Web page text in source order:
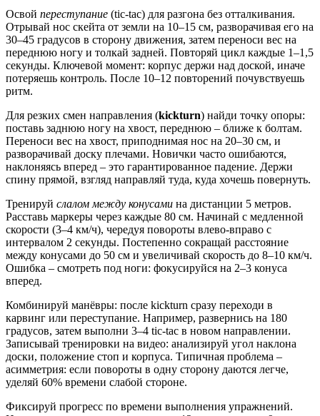
Освой переступание (tic-tac) для разгона без отталкивания.
Отрывай нос скейта от земли на 10–15 см, разворачивая его на
30–45 градусов в сторону движения, затем переноси вес на
переднюю ногу и толкай задней. Повторяй цикл каждые 1–1,5
секунды. Ключевой момент: корпус держи над доской, иначе
потеряешь контроль. После 10–12 повторений почувствуешь
ритм.
Для резких смен направления (kickturn) найди точку опоры:
поставь заднюю ногу на хвост, переднюю – ближе к болтам.
Переноси вес на хвост, приподнимая нос на 20–30 см, и
разворачивай доску плечами. Новички часто ошибаются,
наклоняясь вперед – это гарантированное падение. Держи
спину прямой, взгляд направляй туда, куда хочешь повернуть.
Тренируй слалом между конусами на дистанции 5 метров.
Расставь маркеры через каждые 80 см. Начинай с медленной
скорости (3–4 км/ч), чередуя повороты влево-вправо с
интервалом 2 секунды. Постепенно сокращай расстояние
между конусами до 50 см и увеличивай скорость до 8–10 км/ч.
Ошибка – смотреть под ноги: фокусируйся на 2–3 конуса
вперед.
Комбинируй манёвры: после kickturn сразу переходи в
карвинг или переступание. Например, развернись на 180
градусов, затем выполни 3–4 tic-tac в новом направлении.
Записывай тренировки на видео: анализируй угол наклона
доски, положение стоп и корпуса. Типичная проблема –
асимметрия: если повороты в одну сторону даются легче,
уделяй 60% времени слабой стороне.
Фиксируй прогресс по времени выполнения упражнений.